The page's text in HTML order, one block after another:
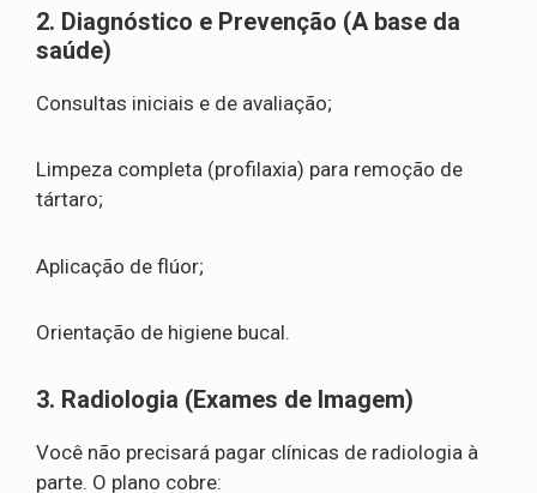
2. Diagnóstico e Prevenção (A base da
saúde)
Consultas iniciais e de avaliação;
Limpeza completa (profilaxia) para remoção de
tártaro;
Aplicação de flúor;
Orientação de higiene bucal.
3. Radiologia (Exames de Imagem)
Você não precisará pagar clínicas de radiologia à
parte. O plano cobre: